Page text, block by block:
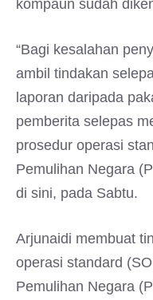
kompaun sudah
“Bagi kesalahan
ambil tindakan
laporan daripada
pemberita selepas
prosedur operasi
Pemulihan Negara
di sini, pada Sabtu.
Arjunaidi membuat
operasi standard
Pemulihan Negara